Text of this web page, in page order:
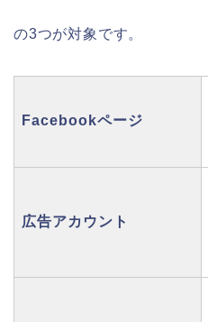
の3つが対象です。
Facebookページ
広告アカウント